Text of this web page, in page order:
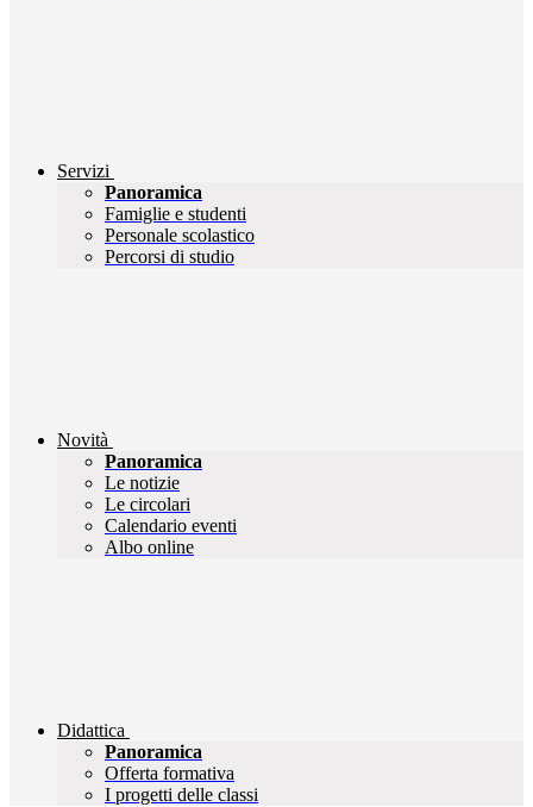
Servizi
Panoramica
Famiglie e studenti
Personale scolastico
Percorsi di studio
Novità
Panoramica
Le notizie
Le circolari
Calendario eventi
Albo online
Didattica
Panoramica
Offerta formativa
I progetti delle classi